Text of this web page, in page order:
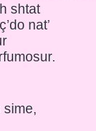
shtat
nat’
sime,